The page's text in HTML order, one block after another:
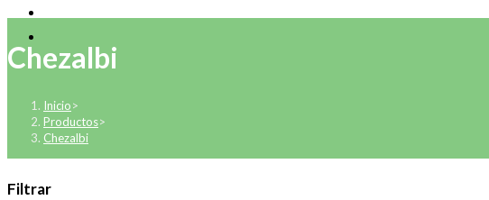
Chezalbi
Inicio>
Productos>
Chezalbi
Filtrar